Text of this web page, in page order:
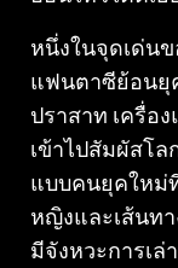
หนึ่งในจุดเด่น
แฟนตาซีย้อนยุ
ปราสาท เครื่อ
เข้าไปสัมผัสโ
แบบคนยุคใหม่
หญิงและเส้นท
มีจังหวะการเล่